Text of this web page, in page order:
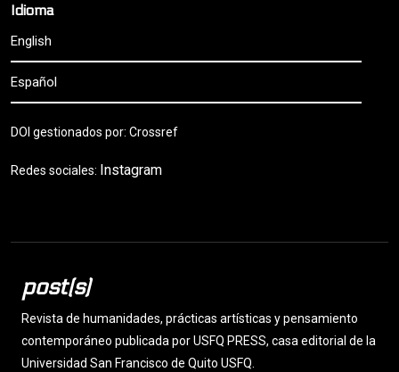
Idioma
English
Español
DOI gestionados por: Crossref
Redes sociales: Instagram
post(s)
Revista de humanidades, prácticas artísticas y pensamiento
contemporáneo publicada por USFQ PRESS, casa editorial de la
Universidad San Francisco de Quito USFQ.